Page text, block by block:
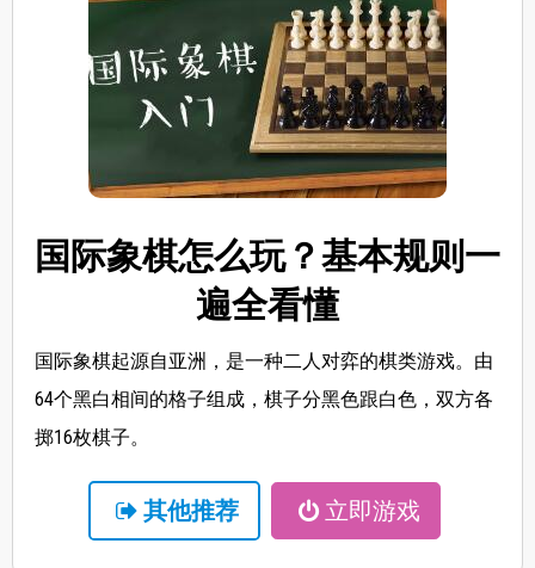
国际象棋怎么玩？基本规则一
遍全看懂
国际象棋起源自亚洲，是一种二人对弈的棋类游戏。由
64个黑白相间的格子组成，棋子分黑色跟白色，双方各
掷16枚棋子。
其他推荐 立即游戏